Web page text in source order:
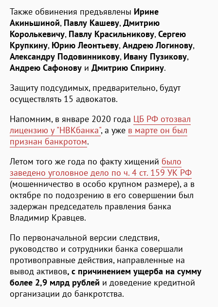
Также обвинения предъявлены Ирине
Акиньшиной, Павлу Кашеву, Дмитрию
Королькевичу, Павлу Красильникову, Сергею
Крупкину, Юрию Леонтьеву, Андрею Логинову,
Александру Подовинникову, Ивану Пузикову,
Андрею Сафонову и Дмитрию Спирину.
Защиту подсудимых, предварительно, будут
осуществлять 15 адвокатов.
Напомним, в январе 2020 года ЦБ РФ отозвал
лицензию у "НВКбанка", а уже в марте он был
признан банкротом.
Летом того же года по факту хищений было
заведено уголовное дело по ч. 4 ст. 159 УК РФ
(мошенничество в особо крупном размере), а в
октябре по подозрению в его совершении был
задержан председатель правления банка
Владимир Кравцев.
По первоначальной версии следствия,
руководство и сотрудники банка совершали
противоправные действия, направленные на
вывод активов, с причинением ущерба на сумму
более 2,9 млрд рублей и доведение кредитной
организации до банкротства.